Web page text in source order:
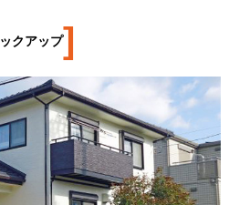
クアップ]